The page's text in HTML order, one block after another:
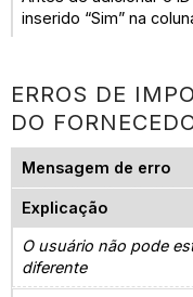
inserido “Sim” na
ERROS DE
DO
Mensagem de erro
Explicação
O usuário não pode
diferente